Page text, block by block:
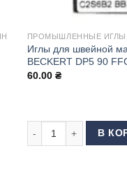
GROZ BECKERT DP5
ПРОМЫШЛЕННЫЕ
Иглы для швейной
BECKERT DP5 90
60.00 ₴
Количество товара
В